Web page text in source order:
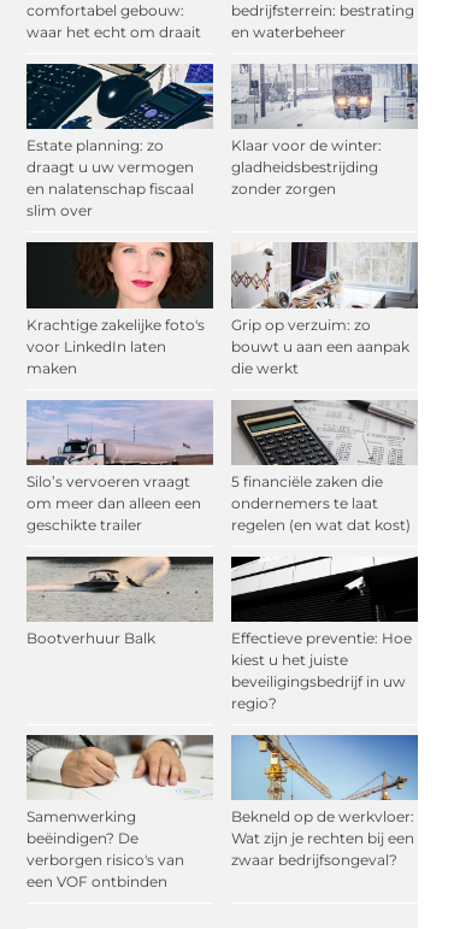
comfortabel gebouw:
waar het echt om draait
bedrijfsterrein: bestrating
en waterbeheer
Estate planning: zo
draagt u uw vermogen
en nalatenschap fiscaal
slim over
Klaar voor de winter:
gladheidsbestrijding
zonder zorgen
Krachtige zakelijke foto's
voor LinkedIn laten
maken
Grip op verzuim: zo
bouwt u aan een aanpak
die werkt
Silo’s vervoeren vraagt
om meer dan alleen een
geschikte trailer
5 financiële zaken die
ondernemers te laat
regelen (en wat dat kost)
Bootverhuur Balk
Effectieve preventie: Hoe
kiest u het juiste
beveiligingsbedrijf in uw
regio?
Samenwerking
beëindigen? De
verborgen risico's van
een VOF ontbinden
Bekneld op de werkvloer:
Wat zijn je rechten bij een
zwaar bedrijfsongeval?